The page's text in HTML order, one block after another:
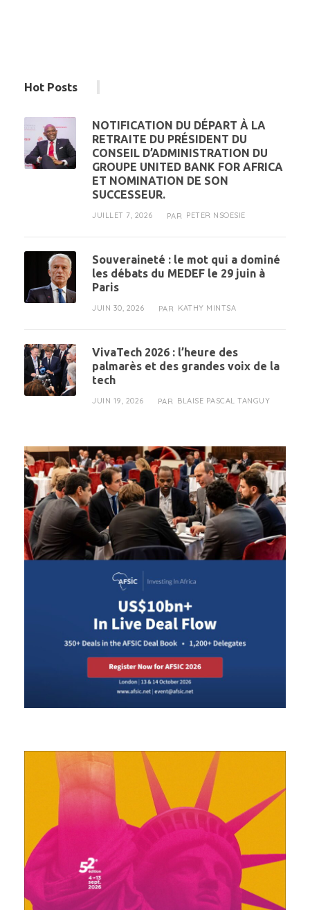
Hot Posts
NOTIFICATION DU DÉPART À LA
RETRAITE DU PRÉSIDENT DU
CONSEIL D’ADMINISTRATION DU
GROUPE UNITED BANK FOR AFRICA
ET NOMINATION DE SON
SUCCESSEUR.
JUILLET 7, 2026 PAR PETER NSOESIE
Souveraineté : le mot qui a dominé
les débats du MEDEF le 29 juin à
Paris
JUIN 30, 2026 PAR KATHY MINTSA
VivaTech 2026 : l’heure des
palmarès et des grandes voix de la
tech
JUIN 19, 2026 PAR BLAISE PASCAL TANGUY